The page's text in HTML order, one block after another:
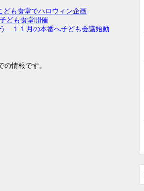
ども食堂でハロウィン企画
ども食堂開催
１１月の本番へ子ども会議始動
情報です。